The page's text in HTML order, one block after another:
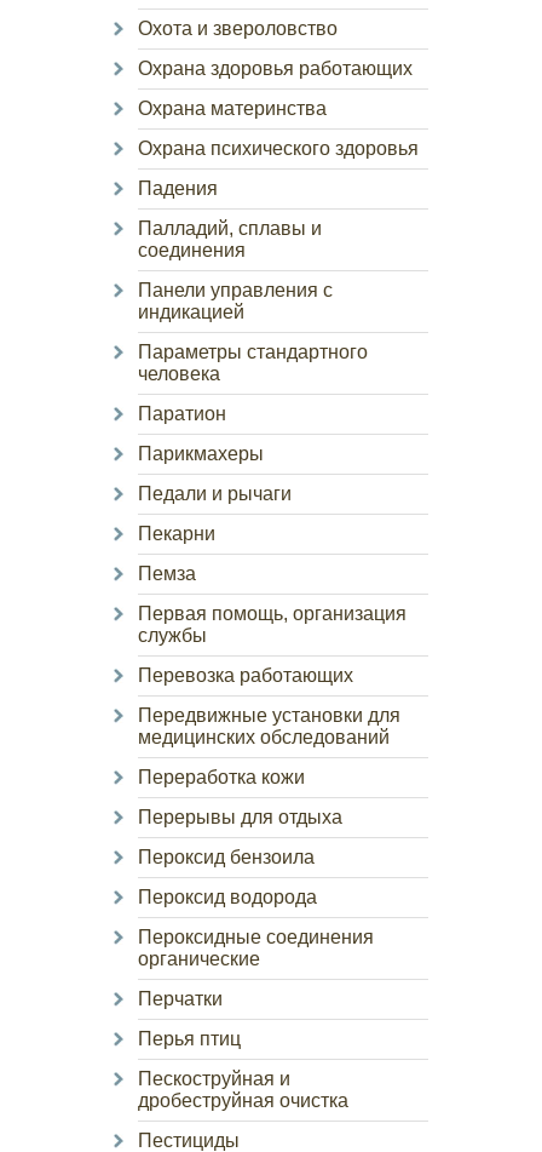
Охота и звероловство
Охрана здоровья работающих
Охрана материнства
Охрана психического здоровья
Падения
Палладий, сплавы и
соединения
Панели управления с
индикацией
Параметры стандартного
человека
Паратион
Парикмахеры
Педали и рычаги
Пекарни
Пемза
Первая помощь, организация
службы
Перевозка работающих
Передвижные установки для
медицинских обследований
Переработка кожи
Перерывы для отдыха
Пероксид бензоила
Пероксид водорода
Пероксидные соединения
органические
Перчатки
Перья птиц
Пескоструйная и
дробеструйная очистка
Пестициды